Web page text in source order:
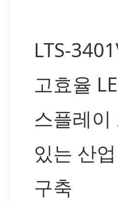
LTS-
고효율
스플레
있는 산
구축